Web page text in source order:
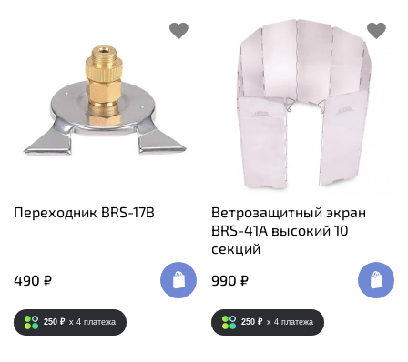
Переходник BRS-17B
490 ₽
250 ₽ x 4 платежа
Ветрозащитный экран
BRS-41A высокий 10
секций
990 ₽
250 ₽ x 4 платежа